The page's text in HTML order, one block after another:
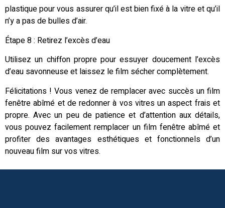
plastique pour vous assurer qu’il est bien fixé à la vitre et qu’il
n’y a pas de bulles d’air.
Étape 8 : Retirez l’excès d’eau
Utilisez un chiffon propre pour essuyer doucement l’excès
d’eau savonneuse et laissez le film sécher complètement.
Félicitations ! Vous venez de remplacer avec succès un film
fenêtre abîmé et de redonner à vos vitres un aspect frais et
propre. Avec un peu de patience et d’attention aux détails,
vous pouvez facilement remplacer un film fenêtre abîmé et
profiter des avantages esthétiques et fonctionnels d’un
nouveau film sur vos vitres.